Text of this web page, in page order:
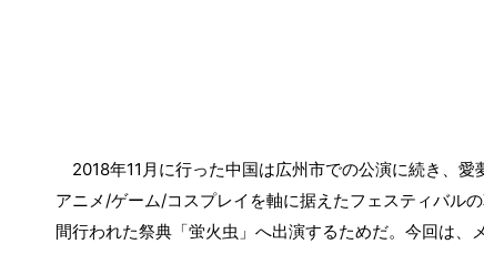
2018年11 月に行った中国は広州市での公演に続き、愛
アニメ/ゲーム/コスプレイを軸に据えたフェスティバル
間行われた祭典「蛍火虫」へ出演するためだ。今回は、